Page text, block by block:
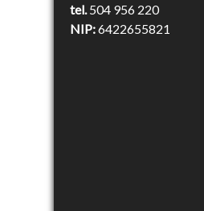
tel. 504 956 220
NIP:6422655821